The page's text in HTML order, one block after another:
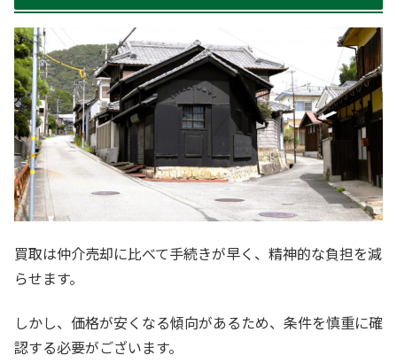
買取は仲介売却に比べて手続きが早く、精神的な負担を減
らせます。
しかし、価格が安くなる傾向があるため、条件を慎重に確
認する必要がございます。